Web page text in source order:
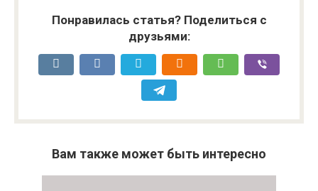
Понравилась статья? Поделиться с
друзьями:
Вам также может быть интересно